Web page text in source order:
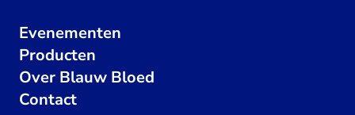
Evenementen
Producten
Over Blauw Bloed
Contact